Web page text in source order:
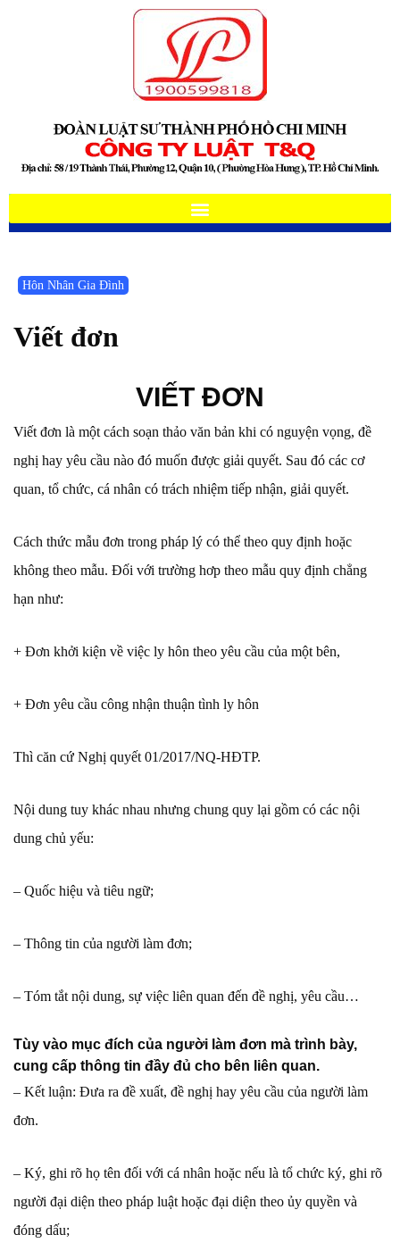
Hôn Nhân Gia Đình
Viết đơn
VIẾT ĐƠN
Viết đơn là một cách soạn thảo văn bản khi có nguyện vọng, đề
nghị hay yêu cầu nào đó muốn được giải quyết. Sau đó các cơ
quan, tổ chức, cá nhân có trách nhiệm tiếp nhận, giải quyết.
Cách thức mẫu đơn trong pháp lý có thể theo quy định hoặc
không theo mẫu. Đối với trường hơp theo mẫu quy định chẳng
hạn như:
+ Đơn khởi kiện về việc ly hôn theo yêu cầu của một bên,
+ Đơn yêu cầu công nhận thuận tình ly hôn
Thì căn cứ Nghị quyết 01/2017/NQ-HĐTP.
Nội dung tuy khác nhau nhưng chung quy lại gồm có các nội
dung chủ yếu:
– Quốc hiệu và tiêu ngữ;
– Thông tin của người làm đơn;
– Tóm tắt nội dung, sự việc liên quan đến đề nghị, yêu cầu…
Tùy vào mục đích của người làm đơn mà trình bày,
cung cấp thông tin đầy đủ cho bên liên quan.
– Kết luận: Đưa ra đề xuất, đề nghị hay yêu cầu của người làm
đơn.
– Ký, ghi rõ họ tên đối với cá nhân hoặc nếu là tổ chức ký, ghi rõ
người đại diện theo pháp luật hoặc đại diện theo ủy quyền và
đóng dấu;